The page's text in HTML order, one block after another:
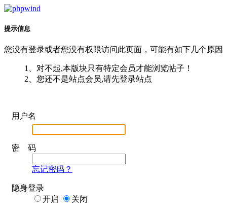
提示信息
您没有登录或者您没有权限访问此页面，可能有如下几个原因
1、对不起,本版块只有特定会员才能浏览帖子！
2、您还不是站点会员,请先登录站点
用户名
密 码
忘记密码？
隐身登录
开启
关闭